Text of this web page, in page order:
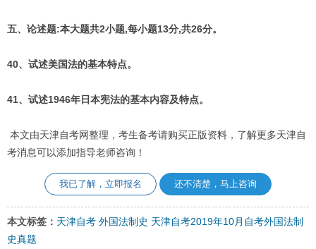
五、论述题:本大题共2小题,每小题13分,共26分。
40、试述美国法的基本特点。
41、试述1946年日本宪法的基本内容及特点。
本文由天津自考网整理，考生备考请购买正版资料，了解更多天津自
考消息可以添加指导老师咨询！
我已了解，立即报名 还不清楚，马上咨询
本文标签： 天津自考 外国法制史 天津自考2019年10月自考外国法制
史真题